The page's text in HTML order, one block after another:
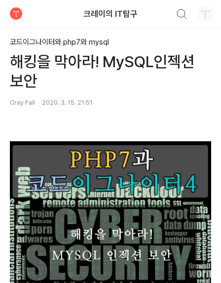
크레이의 IT탐구
코드이그나이터와 php7와 mysql
해킹을 막아라! MySQL인젝션
보안
Cray Fall 2020. 3. 15. 21:51